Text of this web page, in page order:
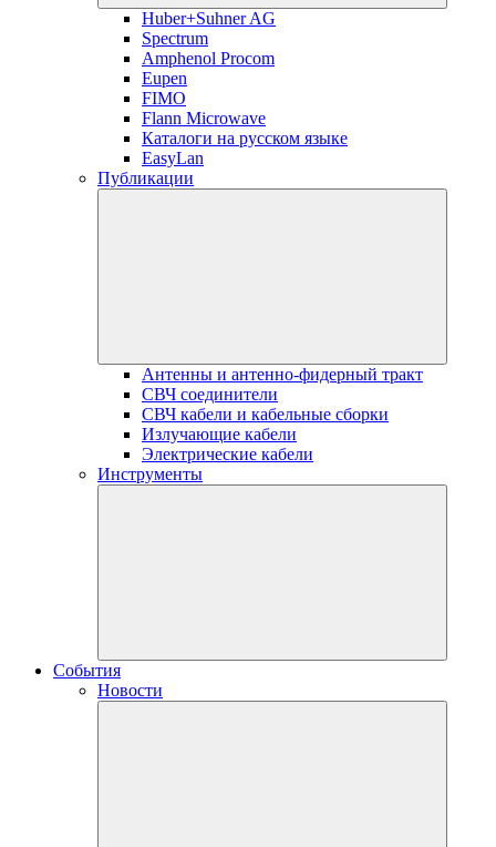
Huber+Suhner AG
Spectrum
Amphenol Procom
Eupen
FIMO
Flann Microwave
Каталоги на русском языке
EasyLan
Публикации
Антенны и антенно-фидерный тракт
СВЧ соединители
СВЧ кабели и кабельные сборки
Излучающие кабели
Электрические кабели
Инструменты
События
Новости